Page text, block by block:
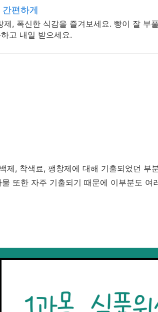
편하게
, 폭신한 식감을 즐겨보세요. 빵이 잘 부
고 내일 받으세요.
제, 착색료, 팽창제에 대해 기출되었던 부
또한 자주 기출되기 때문에 이부분도 여